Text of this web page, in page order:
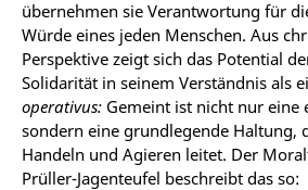
übernehmen sie Verantwortung für
Würde eines jeden Menschen. Aus
Perspektive zeigt sich das Potential
Solidarität in seinem Verständnis als
operativus: Gemeint ist nicht nur eine
sondern eine grundlegende Haltung,
Handeln und Agieren leitet. Der
Prüller-Jagenteufel beschreibt das so: